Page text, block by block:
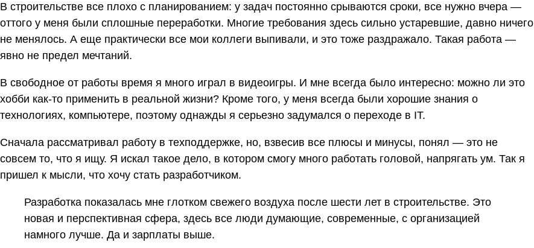
В строительстве все плохо с планированием: у задач постоянно срываются сроки, все нужно вчера —
оттого у меня были сплошные переработки. Многие требования здесь сильно устаревшие, давно ничего
не менялось. А еще практически все мои коллеги выпивали, и это тоже раздражало. Такая работа —
явно не предел мечтаний.
В свободное от работы время я много играл в видеоигры. И мне всегда было интересно: можно ли это
хобби как-то применить в реальной жизни? Кроме того, у меня всегда были хорошие знания о
технологиях, компьютере, поэтому однажды я серьезно задумался о переходе в IT.
Сначала рассматривал работу в техподдержке, но, взвесив все плюсы и минусы, понял — это не
совсем то, что я ищу. Я искал такое дело, в котором смогу много работать головой, напрягать ум. Так я
пришел к мысли, что хочу стать разработчиком.
Разработка показалась мне глотком свежего воздуха после шести лет в строительстве. Это
новая и перспективная сфера, здесь все люди думающие, современные, с организацией
намного лучше. Да и зарплаты выше.